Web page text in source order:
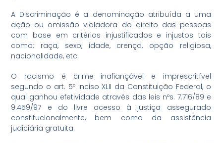
A Discriminação é a denominação atribuída a uma
ação ou omissão violadora do direito das pessoas
com base em critérios injustificados e injustos tais
como: raça, sexo, idade, crença, opção religiosa,
nacionalidade, etc.
O racismo é crime inafiançável e imprescritível
segundo o art. 5º inciso XLII da Constituição Federal, o
qual ganhou efetividade através das leis nºs. 7.716/89 e
9.459/97 e do livre acesso à justiça assegurado
constitucionalmente, bem como da assistência
judiciária gratuita.